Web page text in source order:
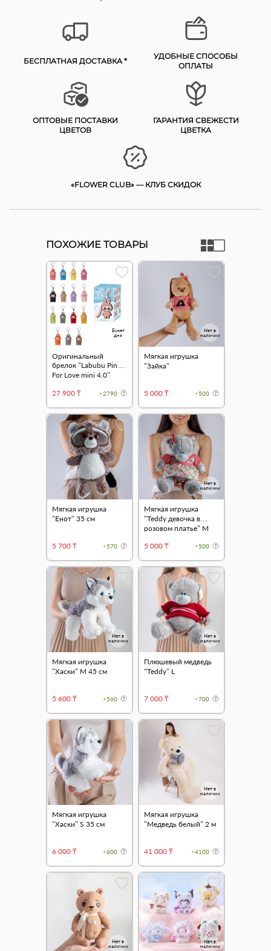
БЕСПЛАТНАЯ ДОСТАВКА *
УДОБНЫЕ СПОСОБЫ
ОПЛАТЫ
ОПТОВЫЕ ПОСТАВКИ
ЦВЕТОВ
ГАРАНТИЯ СВЕЖЕСТИ
ЦВЕТКА
«FLOWER CLUB» — КЛУБ СКИДОК
ПОХОЖИЕ ТОВАРЫ
Букет
дня
Оригинальный
брелок "Labubu Pin
For Love mini 4.0"
27 900 ₸
+2790
Нет в
наличии
Мягкая игрушка
"Зайка"
5 000 ₸ +500
Мягкая игрушка
"Енот" 35 см
5 700 ₸ +570
Нет в
наличии
Мягкая игрушка
"Teddy девочка в
розовом платье" M
5 000 ₸
+500
Нет в
наличии
Мягкая игрушка
"Хаски" M 45 см
5 600 ₸ +560
Нет в
наличии
Плюшевый медведь
“Teddy" L
7 000 ₸ +700
Мягкая игрушка
"Хаски" S 35 см
6 000 ₸ +600
Нет в
наличии
Мягкая игрушка
"Медведь белый" 2 м
41 000 ₸ +4100
Нет в
наличии
Нет в
наличии